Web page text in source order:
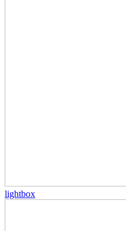
lightbox